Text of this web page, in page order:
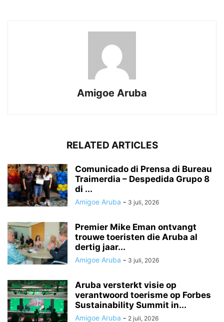
Amigoe Aruba
RELATED ARTICLES
Comunicado di Prensa di Bureau
Traimerdia – Despedida Grupo 8
di ...
Amigoe Aruba - 3 juli, 2026
Premier Mike Eman ontvangt
trouwe toeristen die Aruba al
dertig jaar...
Amigoe Aruba - 3 juli, 2026
Aruba versterkt visie op
verantwoord toerisme op Forbes
Sustainability Summit in...
Amigoe Aruba - 2 juli, 2026